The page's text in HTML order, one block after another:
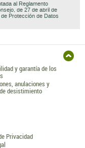
al Reglamento
de 27 de abril de
Protección de Datos
y garantía de los
anulaciones y
desistimiento
Privacidad